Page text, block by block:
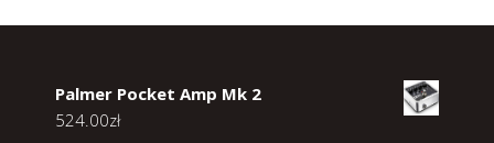
Palmer Pocket Amp Mk 2
524.00zł